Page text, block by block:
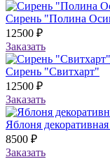
Сирень "Полина
12500 ₽
Заказать
Сирень "Свитхарт"
12500 ₽
Заказать
Яблоня
8500 ₽
Заказать